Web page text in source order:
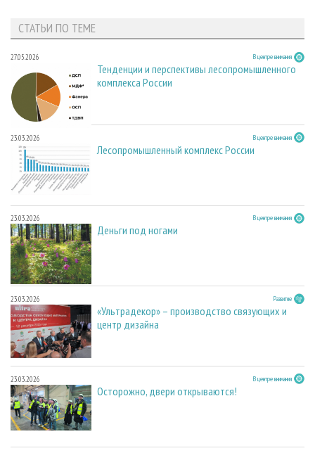
СТАТЬИ ПО ТЕМЕ
27.05.2026 В центре внимания
Тенденции и перспективы лесопромышленного
комплекса России
23.03.2026 В центре внимания
Лесопромышленный комплекс России
23.03.2026 В центре внимания
Деньги под ногами
23.03.2026 Развитие
«Ультрадекор» – производство связующих и
центр дизайна
23.03.2026 В центре внимания
Осторожно, двери открываются!